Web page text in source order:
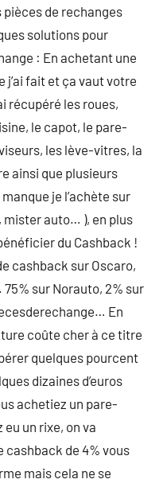
de rechanges
solutions pour
: En achetant une
j’ai fait et ça vaut votre
récupéré les roues,
le capot, le pare-
les lève-vitres, la
ainsi que plusieurs
je l’achète sur
mister auto… ), en plus
du Cashback !
cashback sur Oscaro,
75% sur Norauto, 2% sur
En
coûte cher à ce titre
quelques pourcent
dizaines d’euros
achetiez un pare-
un rixe, on va
de 4% vous
mais cela ne se